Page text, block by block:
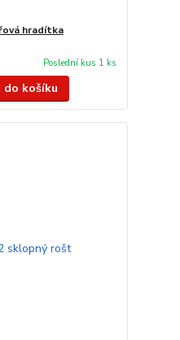
hradítka
Poslední kus 1 ks
do košíku